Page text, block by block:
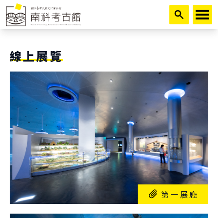
跳到主要內容
線上展覽
第一展廳